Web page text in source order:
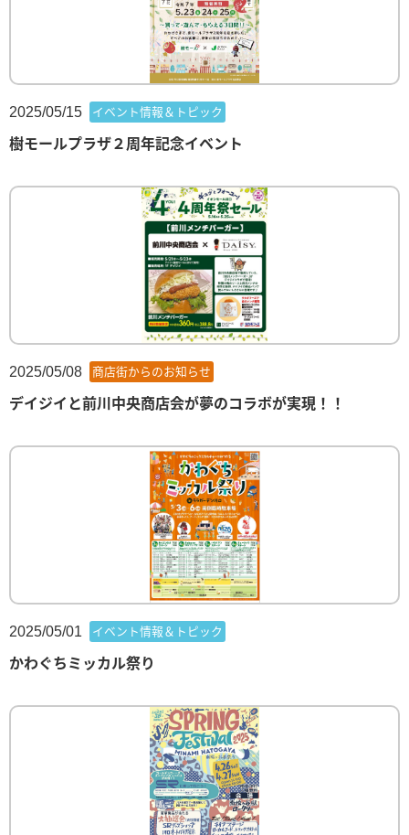
2025/05/15 イベント情報＆トピック
樹モールプラザ２周年記念イベント
2025/05/08 商店街からのお知らせ
デイジイと前川中央商店会が夢のコラボが実現！！
2025/05/01 イベント情報＆トピック
かわぐちミッカル祭り